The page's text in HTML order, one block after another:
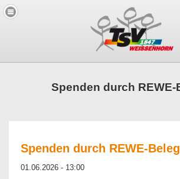
Spenden durch REWE-
Spenden durch REWE-
01.06.2026 - 13:00